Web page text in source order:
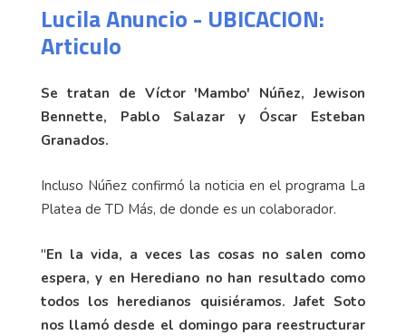
Lucila Anuncio - UBICACION:
Articulo
Se tratan de Víctor 'Mambo' Núñez, Jewison
Bennette, Pablo Salazar y Óscar Esteban
Granados.
Incluso Núñez confirmó la noticia en el programa La
Platea de TD Más, de donde es un colaborador.
"En la vida, a veces las cosas no salen como
espera, y en Herediano no han resultado como
todos los heredianos quisiéramos. Jafet Soto
nos llamó desde el domingo para reestructurar